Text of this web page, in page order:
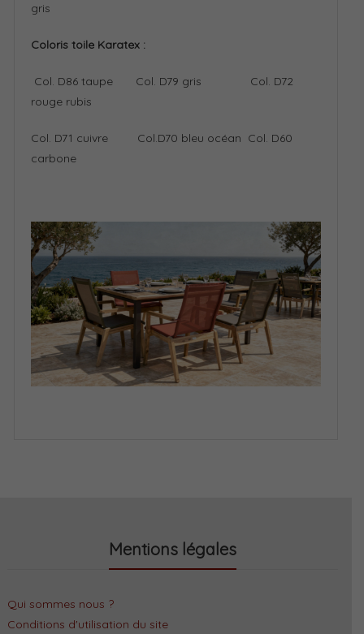
gris
Coloris toile Karatex :
Col. D86 taupe Col. D79 gris
Col. D72
rouge rubis
Col. D71 cuivre Col.D70 bleu océan Col. D60
carbone
Mentions légales
Qui sommes nous ?
Conditions d'utilisation du site